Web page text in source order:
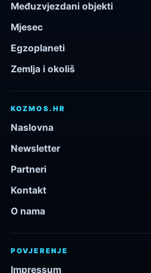
Međuzvjezdani objekti
Mjesec
Egzoplaneti
Zemlja i okoliš
KOZMOS.HR
Naslovna
Newsletter
Partneri
Kontakt
O nama
POVJERENJE
Impressum